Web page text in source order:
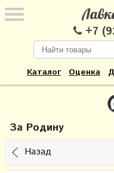
+7
Каталог Оценка
За Родину
Назад